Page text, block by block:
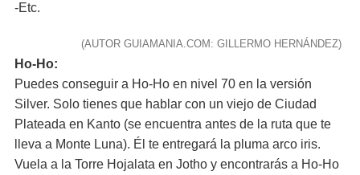
-Etc.
(AUTOR GUIAMANIA.COM: GILLERMO HERNÁNDEZ)
Ho-Ho:
Puedes conseguir a Ho-Ho en nivel 70 en la versión
Silver. Solo tienes que hablar con un viejo de Ciudad
Plateada en Kanto (se encuentra antes de la ruta que te
lleva a Monte Luna). Él te entregará la pluma arco iris.
Vuela a la Torre Hojalata en Jotho y encontrarás a Ho-Ho